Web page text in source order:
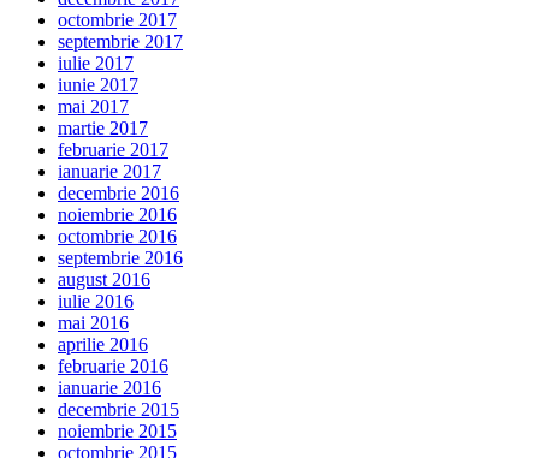
octombrie 2017
septembrie 2017
iulie 2017
iunie 2017
mai 2017
martie 2017
februarie 2017
ianuarie 2017
decembrie 2016
noiembrie 2016
octombrie 2016
septembrie 2016
august 2016
iulie 2016
mai 2016
aprilie 2016
februarie 2016
ianuarie 2016
decembrie 2015
noiembrie 2015
octombrie 2015